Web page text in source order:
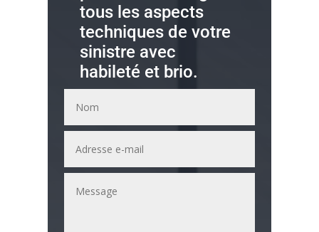
tous les aspects
techniques de votre
sinistre avec
habileté et brio.